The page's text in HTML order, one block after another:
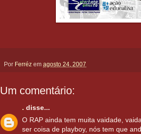
Por Ferréz em agosto 24, 2007
Um comentário:
. disse...
O RAP ainda tem muita vaidade,
ser coisa de playboy, nós tem que